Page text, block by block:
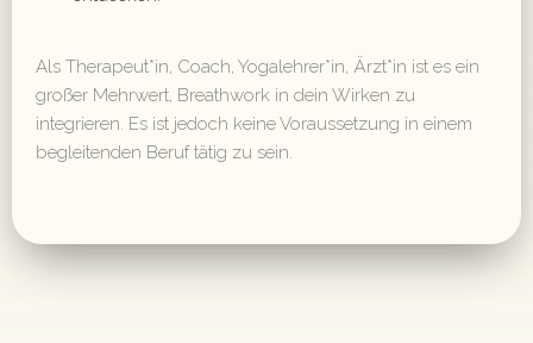
Als Therapeut*in, Coach, Yogalehrer*in, Ärzt*in ist es ein
großer Mehrwert, Breathwork in dein Wirken zu
integrieren. Es ist jedoch keine Voraussetzung in einem
begleitenden Beruf tätig zu sein.